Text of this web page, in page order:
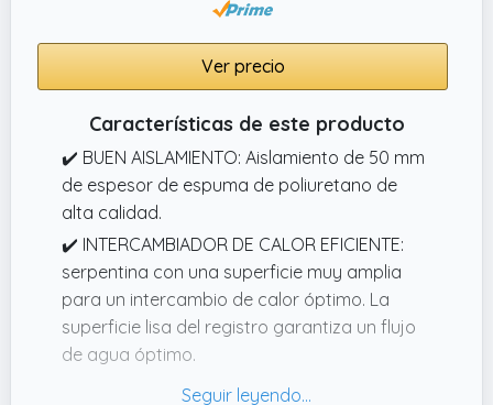
Ver precio
Características de este producto
✔️ BUEN AISLAMIENTO: Aislamiento de 50 mm
de espesor de espuma de poliuretano de
alta calidad.
✔️ INTERCAMBIADOR DE CALOR EFICIENTE:
serpentina con una superficie muy amplia
para un intercambio de calor óptimo. La
superficie lisa del registro garantiza un flujo
de agua óptimo.
✔️ ACERO INOXIDABLE: producto fabricado